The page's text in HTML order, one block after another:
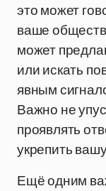
это может
ваше
может
или искать
явным
Важно не
проявлять
укрепить
Ещё одним